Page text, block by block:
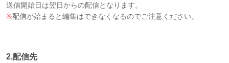
送信開始日は翌日からの配信となります。
※配信が始まると編集はできなくなるのでご注意ください。
2.配信先